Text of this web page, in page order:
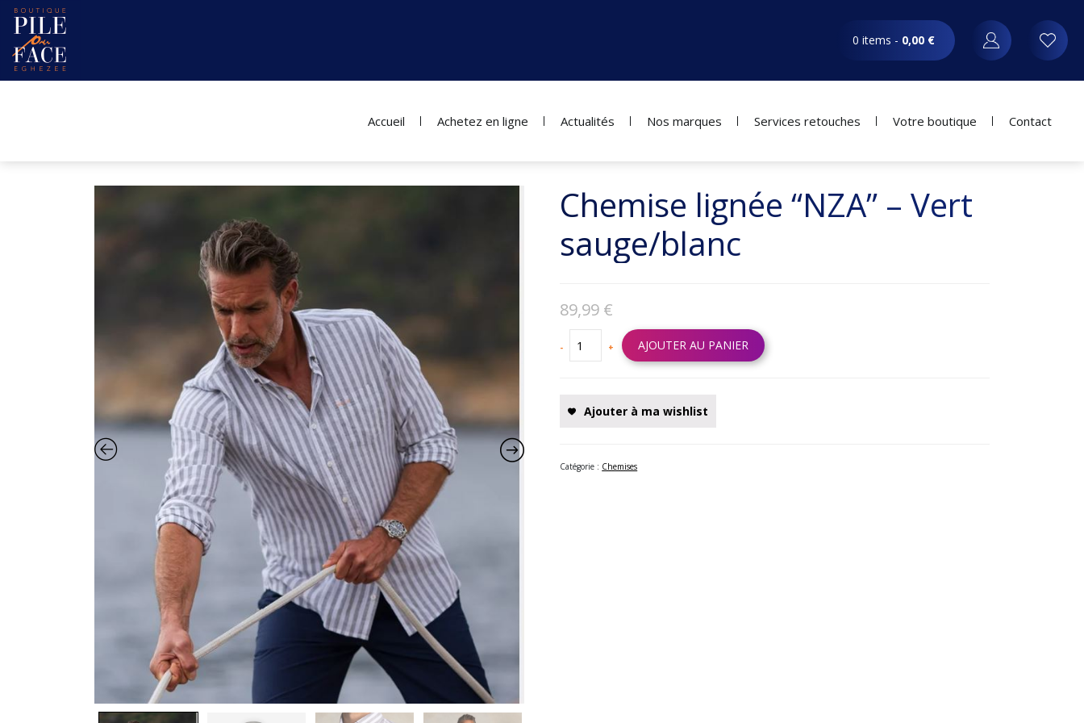
0 items - 0,00 €
Accueil Achetez en ligne Actualités Nos marques Services retouches Votre boutique Contact
Chemise lignée “NZA” – Vert
sauge/blanc
89,99 €
- + AJOUTER AU PANIER
Ajouter à ma wishlist
Catégorie : Chemises